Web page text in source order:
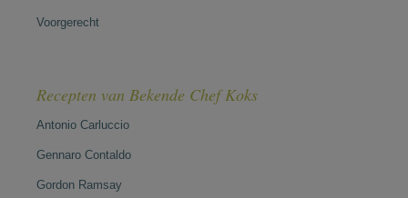
Voorgerecht
Recepten van Bekende Chef Koks
Antonio Carluccio
Gennaro Contaldo
Gordon Ramsay